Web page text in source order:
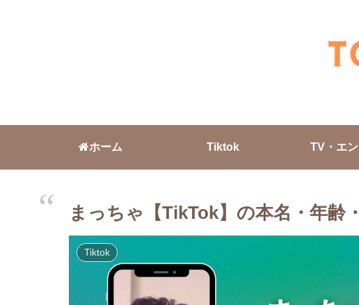
ホーム Tiktok TV・エ
まっちゃ【TikTok】の本名・年齢
Tiktok